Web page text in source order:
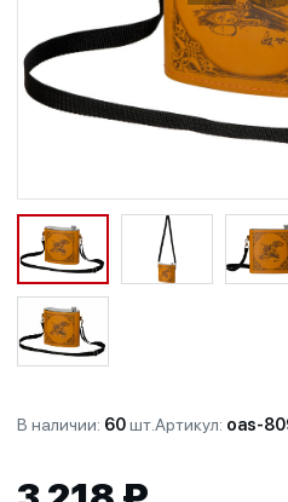
В наличии: 60шт.Артикул: oas-